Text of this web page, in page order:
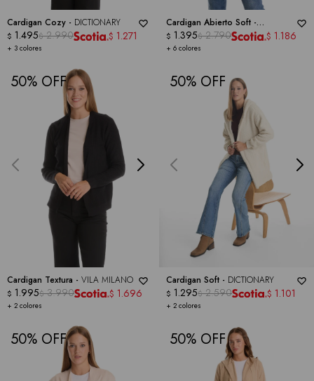
Cardigan Cozy - DICTIONARY
+ 3 colores
$ 1.495$ 2.990 $ 1.271
Cardigan Abierto Soft -
DICTIONARY
+ 6 colores
$ 1.395$ 2.790 $ 1.186
50
Cardigan Textura - VILA MILANO
+ 2 colores
$ 1.995$ 3.990 $ 1.696
50
Cardigan Soft - DICTIONARY
+ 2 colores
$ 1.295$ 2.590 $ 1.101
50 50